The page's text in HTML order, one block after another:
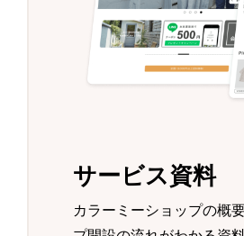
サービス資料
カラーミーショップの概